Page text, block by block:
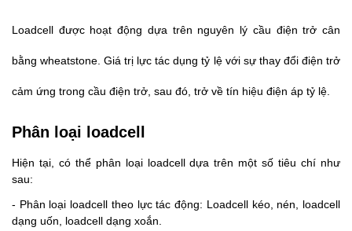
Loadcell được hoạt động dựa trên nguyên lý cầu điện trở cân
bằng wheatstone. Giá trị lực tác dụng tỷ lệ với sự thay đổi điện trở
cảm ứng trong cầu điện trở, sau đó, trở về tín hiệu điện áp tỷ lệ.
Phân loại loadcell
Hiện tại, có thể phân loại loadcell dựa trên một số tiêu chí như
sau:
- Phân loại loadcell theo lực tác động: Loadcell kéo, nén, loadcell
dạng uốn, loadcell dạng xoắn.